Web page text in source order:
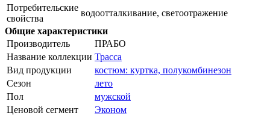
Потребительские
свойства
водоотталкивание, светоотражение
Общие характеристики
Производитель
ПРАБО
Название коллекции Трасса
Вид продукции
костюм: куртка, полукомбинезон
Сезон
лето
Пол
мужской
Ценовой сегмент
Эконом